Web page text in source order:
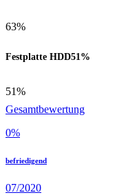
63%
Festplatte HDD51%
51%
Gesamtbewertung
0%
befriedigend
07/2020